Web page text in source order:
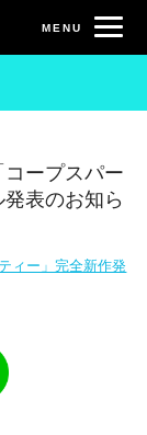
コープスパー
表のお知ら
ィー」完全新作発